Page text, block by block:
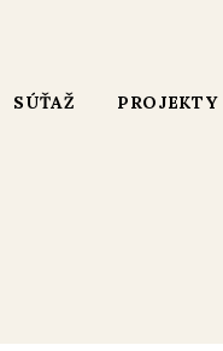
SÚŤAŽ PROJEKTY